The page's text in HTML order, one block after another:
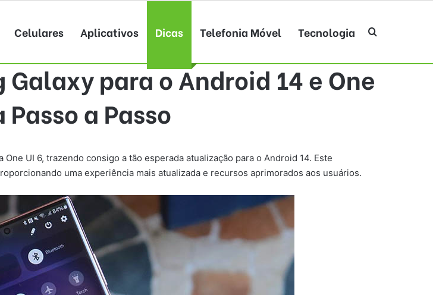
Celulares Aplicativos Dicas Telefonia Móvel Tecnologia Procurar por
para o Android 14 e One
Passo a Passo
UI 6, trazendo consigo a tão esperada atualização para o Android 14. Este
uma experiência mais atualizada e recursos aprimorados aos usuários.